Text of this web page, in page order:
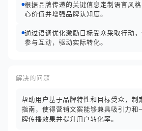
根据品牌传递的关键信息定制语言风
心价值并增强品牌认知度。
通过语调优化激励目标受众采取行动
参与互动，驱动实际转化。
解决的问题
帮助用户基于品牌特性和目标受众，制
指南，使得营销文案能够兼具吸引力和
牌传播效果并提升用户转化率。